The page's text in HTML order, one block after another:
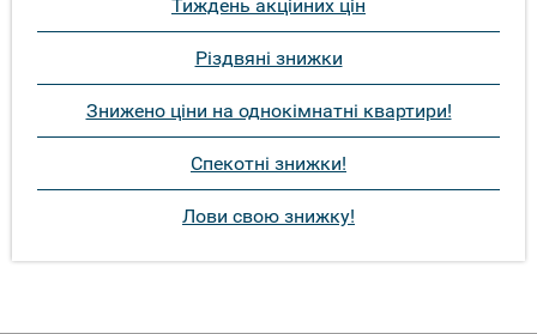
Тиждень акційних цін
Різдвяні знижки
Знижено ціни на однокімнатні квартири!
Спекотні знижки!
Лови свою знижку!